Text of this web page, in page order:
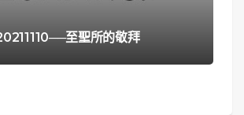
至聖所的敬拜